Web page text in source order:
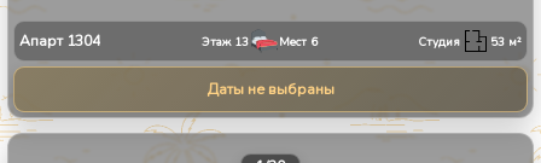
Апарт 1304 Этаж 13 Мест 6 Студия 53 м²
Даты не выбраны